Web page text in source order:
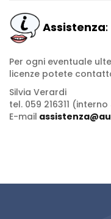
Assistenza:
Per ogni eventuale
licenze potete
Silvia Verardi
tel. 059 216311
E-mail